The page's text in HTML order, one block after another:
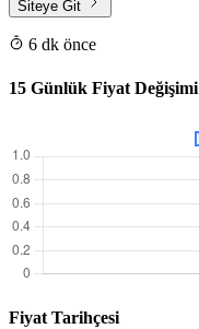
Siteye Git
6 dk önce
15 Günlük Fiyat Değişimi
Fiyat Tarihçesi